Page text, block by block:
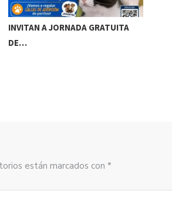
INVITAN A JORNADA GRATUITA
DE…
están marcados con *